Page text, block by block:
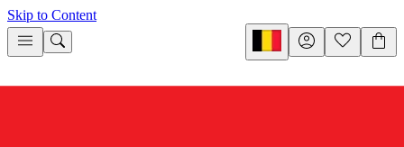
Skip to Content